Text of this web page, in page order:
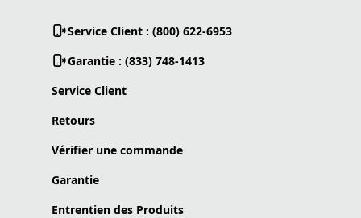
Service Client : (800) 622-6953
Garantie : (833) 748-1413
Service Client
Retours
Vérifier une commande
Garantie
Entrentien des Produits